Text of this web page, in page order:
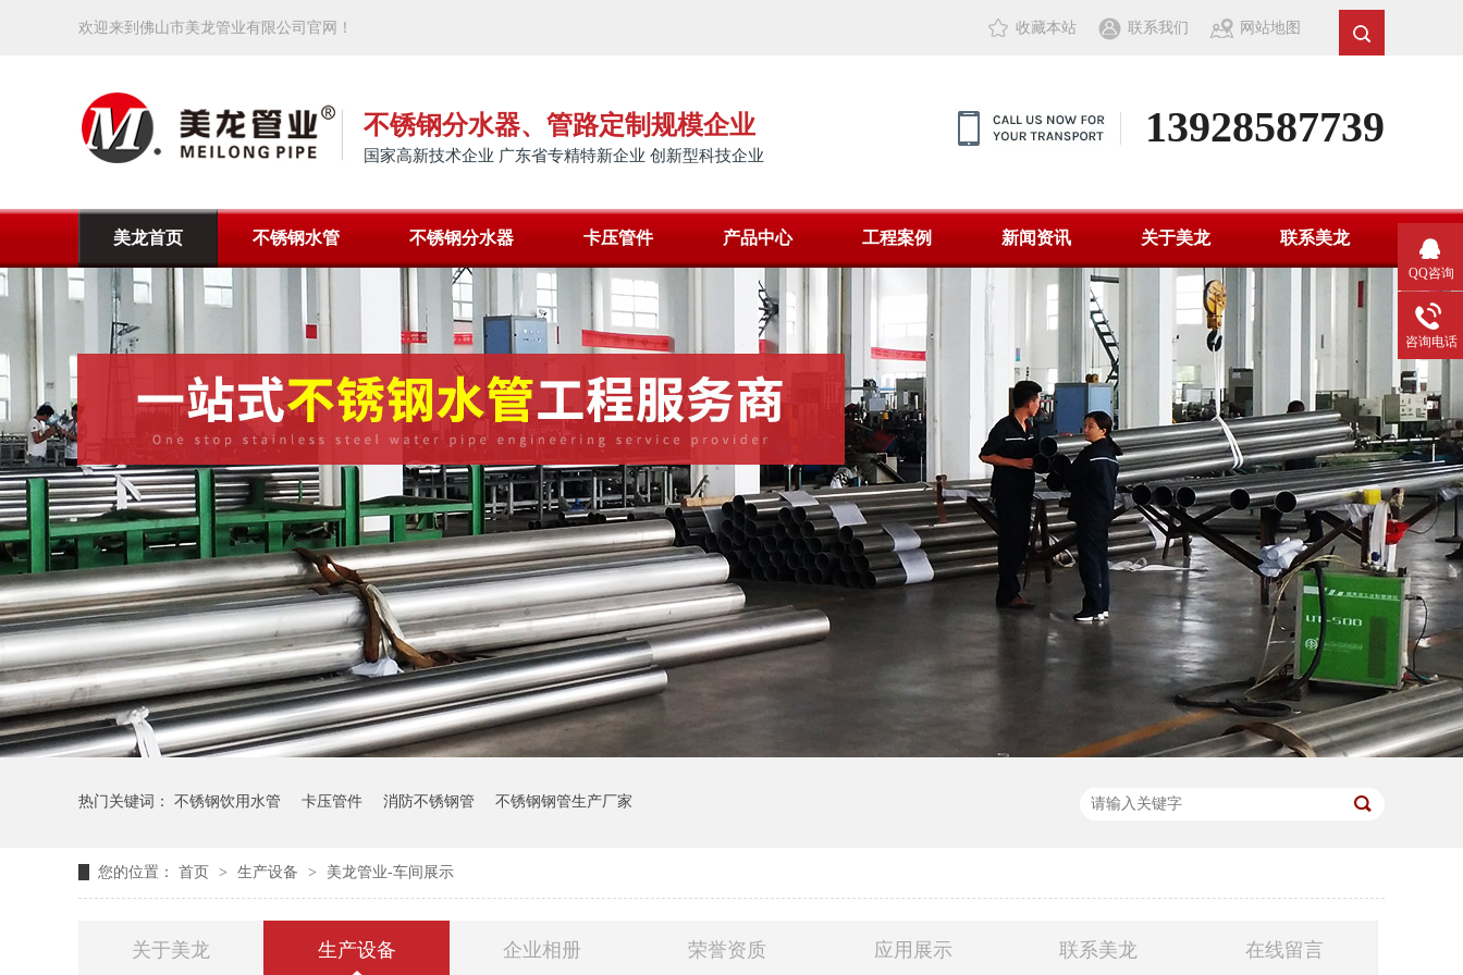
收藏本站 联系我们 网站地图
欢迎来到佛山市美龙管业有限公司官网！
不锈钢分水器、管路定制规模企业
国家高新技术企业 广东省专精特新企业 创新型科技企业
13928587739
美龙首页 不锈钢水管 不锈钢分水器 卡压管件 产品中心 工程案例 新闻资讯 关于美龙 联系美龙
热门关键词： 不锈钢饮用水管 卡压管件 消防不锈钢管 不锈钢钢管生产厂家
您的位置： 首页 > 生产设备 > 美龙管业-车间展示
关于美龙 生产设备 企业相册 荣誉资质 应用展示 联系美龙 在线留言
QQ咨询
咨询电话